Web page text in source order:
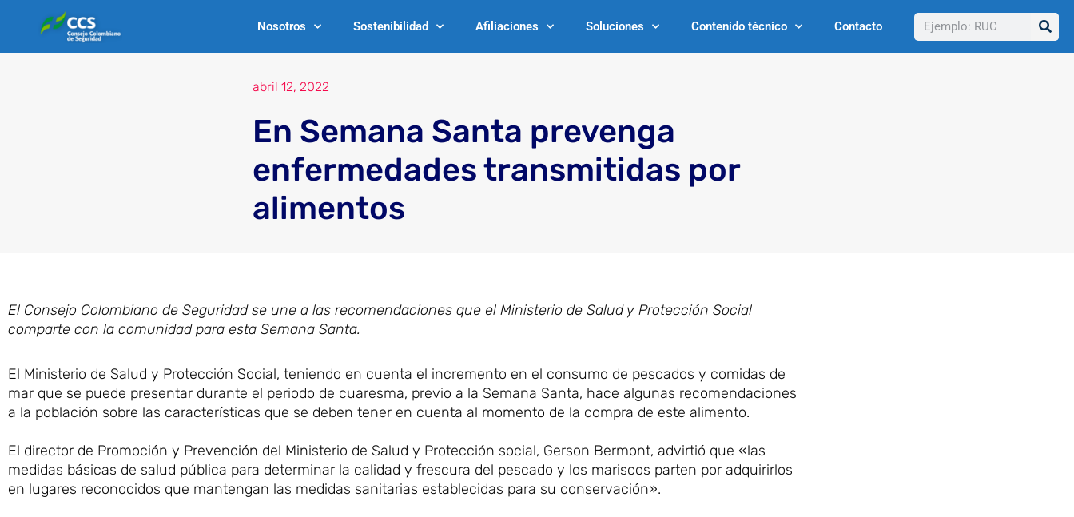
Nosotros Sostenibilidad Afiliaciones Soluciones Contenido técnico Contacto Buscar
abril 12, 2022
En Semana Santa prevenga
enfermedades transmitidas por
alimentos
El Consejo Colombiano de Seguridad se une a las recomendaciones que el Ministerio de Salud y Protección Social
comparte con la comunidad para esta Semana Santa.
El Ministerio de Salud y Protección Social, teniendo en cuenta el incremento en el consumo de pescados y comidas de
mar que se puede presentar durante el periodo de cuaresma, previo a la Semana Santa, hace algunas recomendaciones
a la población sobre las características que se deben tener en cuenta al momento de la compra de este alimento.
El director de Promoción y Prevención del Ministerio de Salud y Protección social, Gerson Bermont, advirtió que «las
medidas básicas de salud pública para determinar la calidad y frescura del pescado y los mariscos parten por adquirirlos
en lugares reconocidos que mantengan las medidas sanitarias establecidas para su conservación».